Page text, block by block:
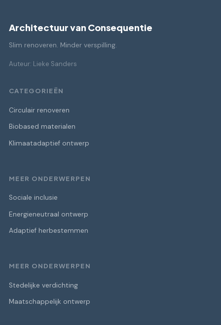
Architectuur van Consequentie
Slim renoveren. Minder verspilling.
Auteur: Lieke Sanders
CATEGORIEËN
Circulair renoveren
Biobased materialen
Klimaatadaptief ontwerp
MEER ONDERWERPEN
Sociale inclusie
Energieneutraal ontwerp
Adaptief herbestemmen
MEER ONDERWERPEN
Stedelijke verdichting
Maatschappelijk ontwerp